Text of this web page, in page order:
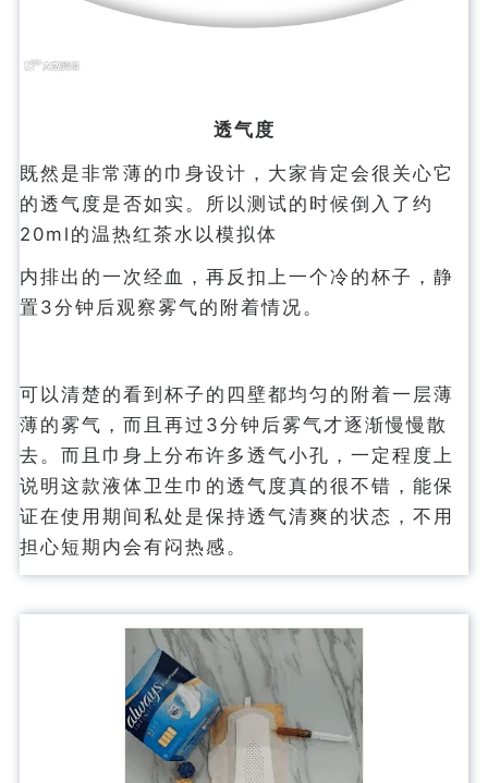
透气度
既然是非常薄的巾身设计，大家肯定会很关心它
的透气度是否如实。所以测试的时候倒入了约
20ml的温热红茶水以模拟体
内排出的一次经血，再反扣上一个冷的杯子，静
置3分钟后观察雾气的附着情况。
可以清楚的看到杯子的四壁都均匀的附着一层薄
薄的雾气，而且再过3分钟后雾气才逐渐慢慢散
去。而且巾身上分布许多透气小孔，一定程度上
说明这款液体卫生巾的透气度真的很不错，能保
证在使用期间私处是保持透气清爽的状态，不用
担心短期内会有闷热感。